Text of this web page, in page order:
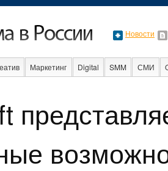
Новости
Маркетинг Digital SMM СМИ